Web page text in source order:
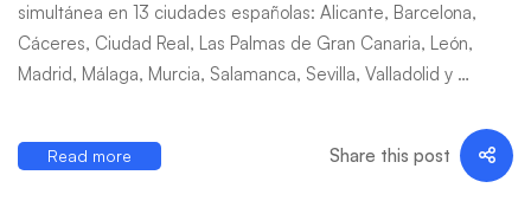
simultánea en 13 ciudades españolas: Alicante, Barcelona,
Cáceres, Ciudad Real, Las Palmas de Gran Canaria, León,
Madrid, Málaga, Murcia, Salamanca, Sevilla, Valladolid y …
Read more Share this post